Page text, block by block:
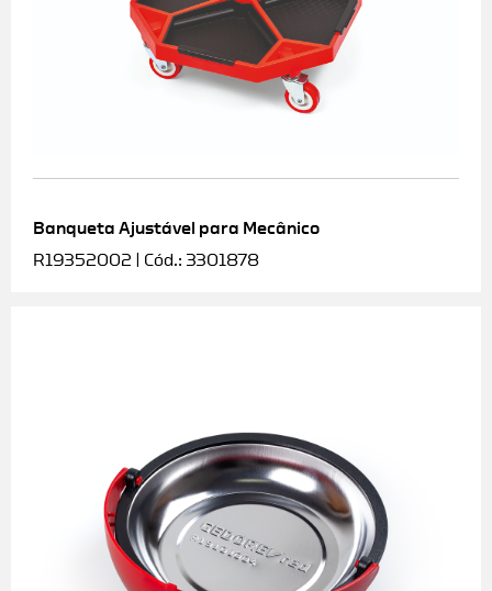
Banqueta Ajustável para Mecânico
R19352002 | Cód.: 3301878